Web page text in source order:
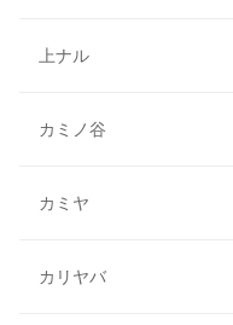
上ナル
カミノ谷
カミヤ
カリヤバ